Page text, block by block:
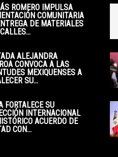
ROMERO IMPULSA
COMUNITARIA
DE MATERIALES
ALEJANDRA
CONVOCA A LAS
MEXIQUENSES A
SU...
FORTALECE SU
INTERNACIONAL
ACUERDO DE
CON...